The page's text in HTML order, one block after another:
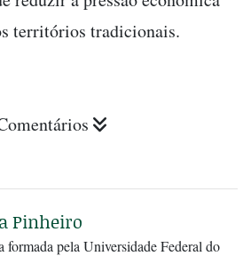
territórios tradicionais.
Pinheiro
formada pela Universidade Federal do